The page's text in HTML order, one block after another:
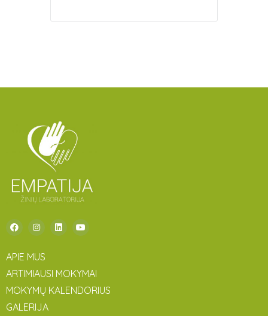
APIE MUS
ARTIMIAUSI MOKYMAI
MOKYMŲ KALENDORIUS
GALERIJA